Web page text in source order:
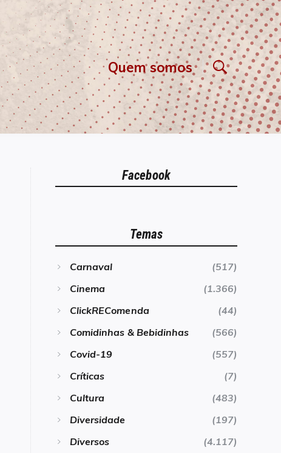
Quem somos
Facebook
Temas
Carnaval
(517)
Cinema
(1.366)
ClickREComenda
(44)
Comidinhas & Bebidinhas
(566)
Covid-19
(557)
Críticas
(7)
Cultura
(483)
Diversidade
(197)
Diversos
(4.117)